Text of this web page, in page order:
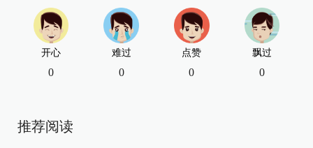
开心
0
难过
0
点赞
0
飘过
0
推荐阅读